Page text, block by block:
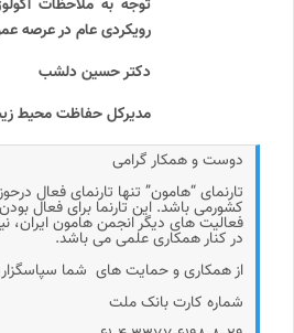
توجه به ملاحظات
رویکردی عام در عرصه
دکتر حسین دلشب
مدیرکل حفاظت محیط
دوست و همکار گرامی
تارنمای “هامون” تنها تارنمای فعال
کشورمی باشد. این تارنما برای فعال
فعالیت های دیگر انجمن هامون ایران،
در کنار همکاری علمی می باشد.
از همکاری و حمایت های شما
شماره کارت بانک ملت